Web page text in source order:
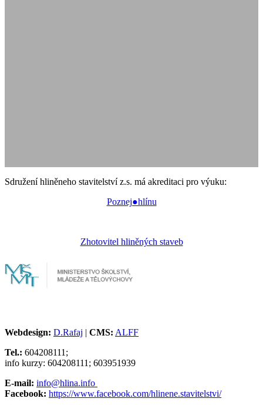
Sdružení hliněneho stavitelství z.s. má akreditaci pro výuku:
Poznej●hlínu
Zhotovitel hliněných staveb
Webdesign: D.Rafaj | CMS: ALFF
Tel.: 604208111;
info kurzy: 604208111; 603951939
E-mail: info@hlina.info
Facebook: https://www.facebook.com/hlinene.stavitelstvi/